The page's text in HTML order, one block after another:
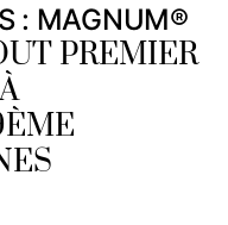
: MAGNUM®
PREMIER